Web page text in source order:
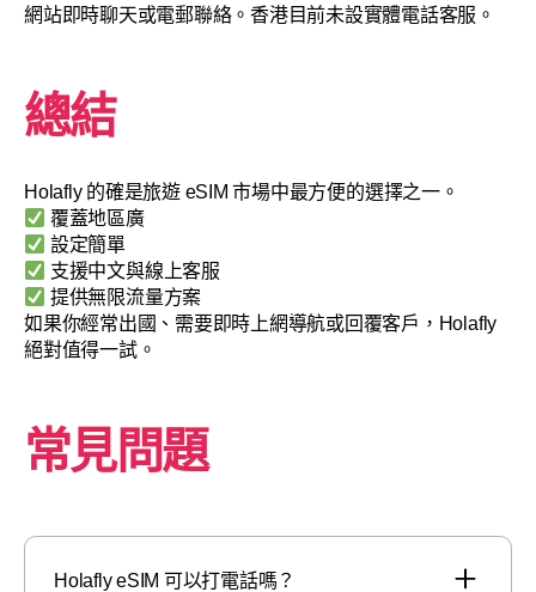
網站即時聊天或電郵聯絡。香港目前未設實體電話客服。
總結
Holafly 的確是旅遊 eSIM 市場中最方便的選擇之一。
覆蓋地區廣
設定簡單
支援中文與線上客服
提供無限流量方案
如果你經常出國、需要即時上網導航或回覆客戶，Holafly
絕對值得一試。
常見問題
Holafly eSIM 可以打電話嗎？